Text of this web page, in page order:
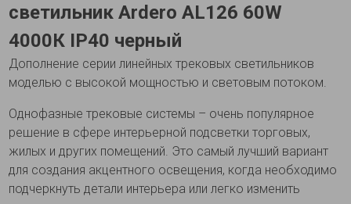
светильник Ardero AL126 60W
4000К IP40 черный
Дополнение серии линейных трековых светильников
моделью с высокой мощностью и световым потоком.
Однофазные трековые системы – очень популярное
решение в сфере интерьерной подсветки торговых,
жилых и других помещений. Это самый лучший вариант
для создания акцентного освещения, когда необходимо
подчеркнуть детали интерьера или легко изменить